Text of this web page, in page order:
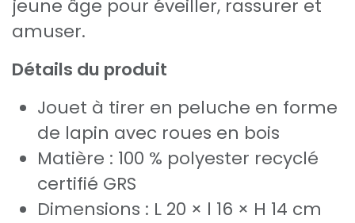
jeune âge pour éveiller, rassurer et
amuser.
Détails du produit
Jouet à tirer en peluche en forme
de lapin avec roues en bois
Matière : 100 % polyester recyclé
certifié GRS
Dimensions : L 20 × l 16 × H 14 cm